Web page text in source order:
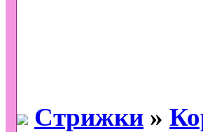
Стрижки »